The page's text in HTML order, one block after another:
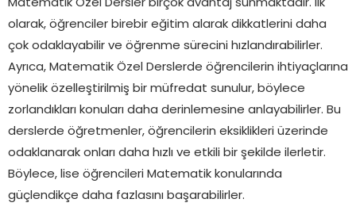
Matematik Özel Dersler birçok avantaj sunmaktadır. İlk
olarak, öğrenciler birebir eğitim alarak dikkatlerini daha
çok odaklayabilir ve öğrenme sürecini hızlandırabilirler.
Ayrıca, Matematik Özel Derslerde öğrencilerin ihtiyaçlarına
yönelik özelleştirilmiş bir müfredat sunulur, böylece
zorlandıkları konuları daha derinlemesine anlayabilirler. Bu
derslerde öğretmenler, öğrencilerin eksiklikleri üzerinde
odaklanarak onları daha hızlı ve etkili bir şekilde ilerletir.
Böylece, lise öğrencileri Matematik konularında
güçlendikçe daha fazlasını başarabilirler.